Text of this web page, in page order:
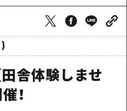
験
化
部
部
まとめ
遊チケット
かり・配送サービス
係者の皆さま
田舎体験しませ
！